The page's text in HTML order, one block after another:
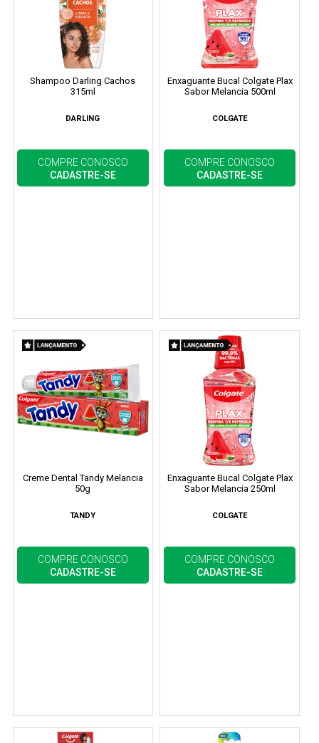
Shampoo Darling Cachos
315ml
DARLING
COMPRE CONOSCO
CADASTRE-SE
Enxaguante Bucal Colgate Plax
Sabor Melancia 500ml
COLGATE
COMPRE CONOSCO
CADASTRE-SE
Creme Dental Tandy Melancia
50g
TANDY
COMPRE CONOSCO
CADASTRE-SE
Enxaguante Bucal Colgate Plax
Sabor Melancia 250ml
COLGATE
COMPRE CONOSCO
CADASTRE-SE